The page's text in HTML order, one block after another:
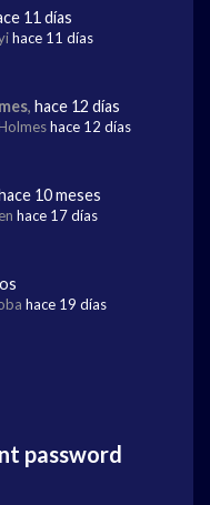
11 días
hace 11 días
, hace 12 días
hace 12 días
10 meses
hace 17 días
hace 19 días
password